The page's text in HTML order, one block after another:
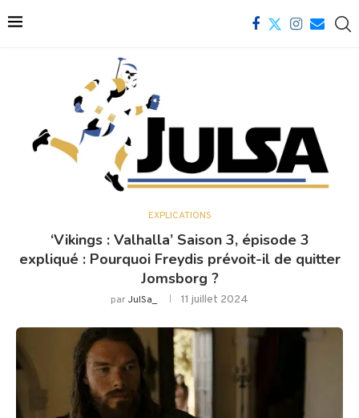
EXPLICATIONS
‘Vikings : Valhalla’ Saison 3, épisode 3
expliqué : Pourquoi Freydis prévoit-il de quitter
Jomsborg ?
parJulSa_ 11 juillet 2024